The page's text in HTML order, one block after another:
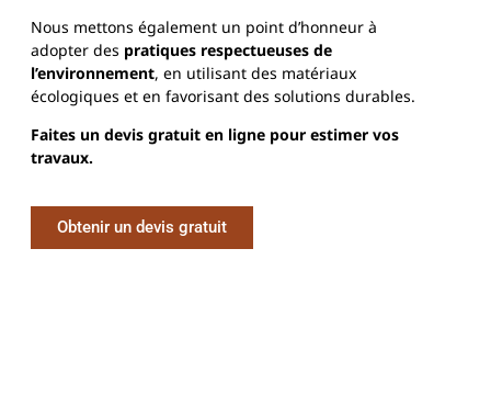
Nous mettons également un point d’honneur à
adopter des pratiques respectueuses de
l’environnement, en utilisant des matériaux
écologiques et en favorisant des solutions durables.
Faites un devis gratuit en ligne pour estimer vos
travaux.
Obtenir un devis gratuit